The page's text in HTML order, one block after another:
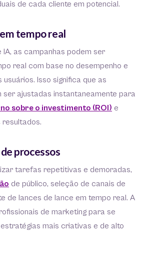
de cada cliente em potencial.
tempo real
IA, as campanhas podem ser
real com base no desempenho e
Isso significa que as
ser ajustadas instantaneamente para
sobre o investimento (ROI) e
processos
tarefas repetitivas e demoradas,
de público, seleção de canais de
de lances de lance em tempo real. A
de marketing para se
mais criativas e de alto